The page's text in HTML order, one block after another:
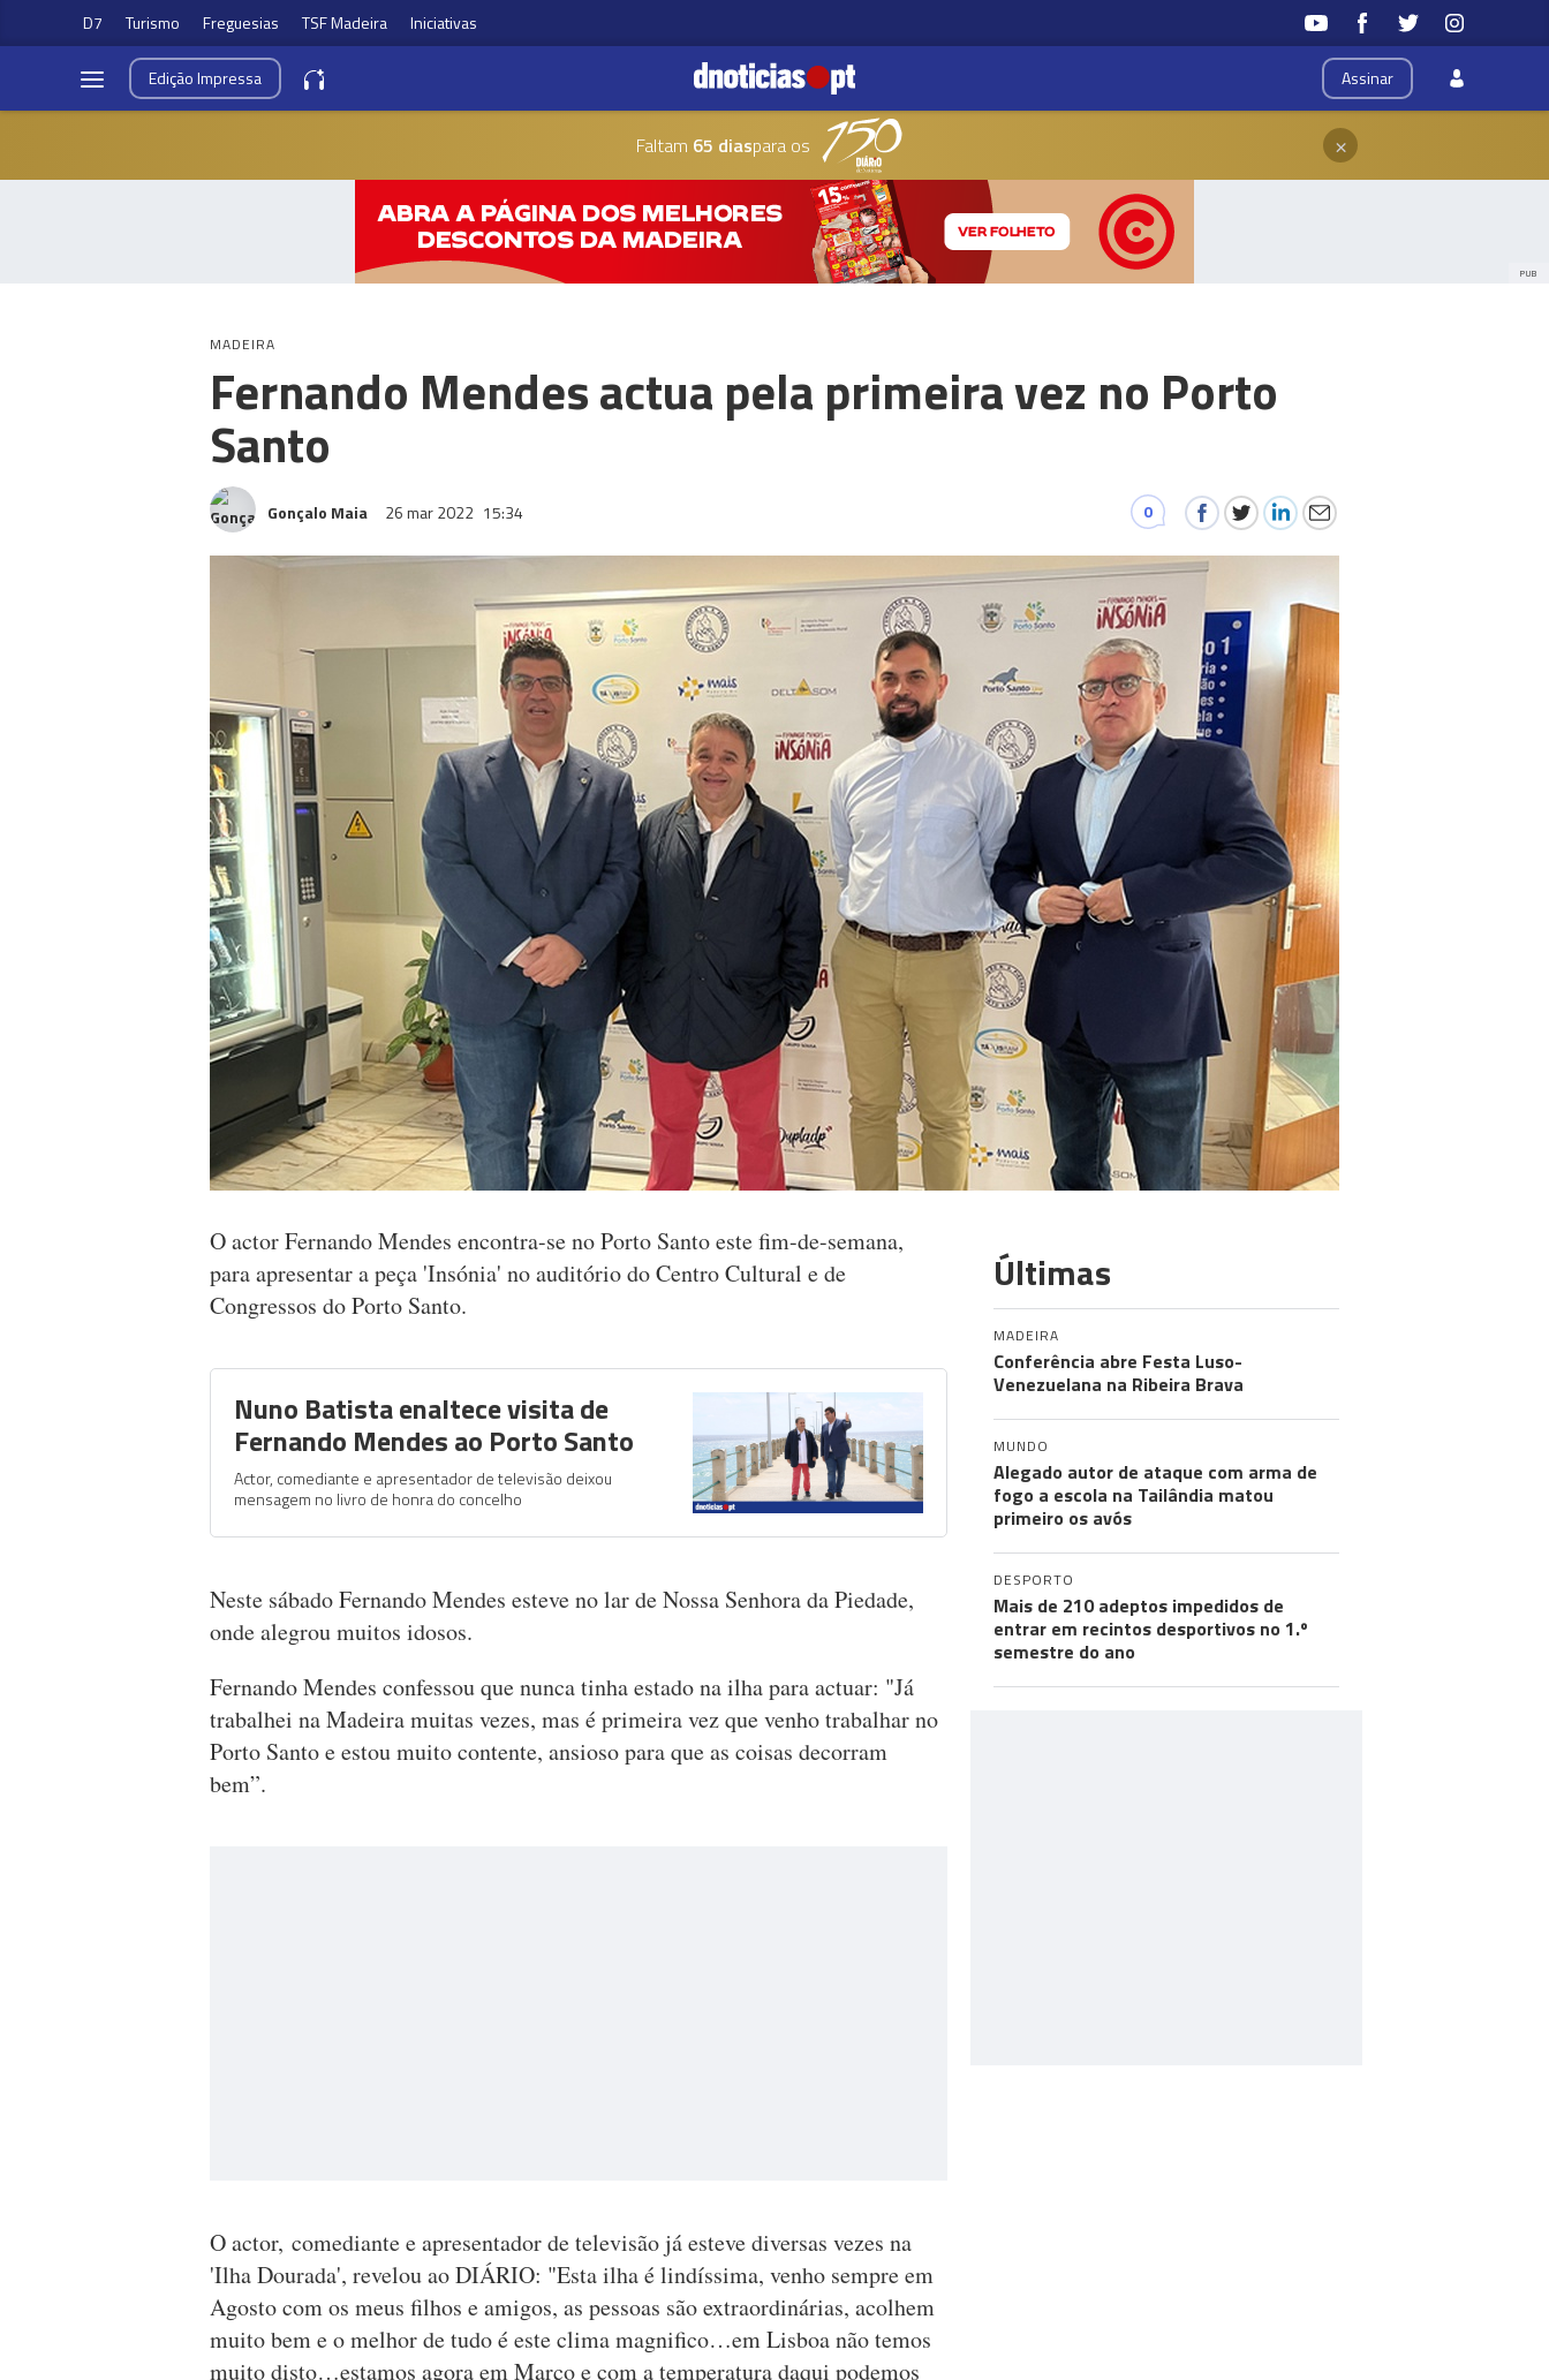
D7 Turismo Freguesias TSF Madeira Iniciativas
Assinar
EdiçãoImpressa
Faltam 65 diaspara os ×
PUB
MADEIRA
Fernando Mendes actua pela primeira vez no Porto
Santo
Gonçalo Maia 26 mar 2022 15:34 0
O actor Fernando Mendes encontra-se no Porto Santo este fim-de-semana,
para apresentar a peça 'Insónia' no auditório do Centro Cultural e de
Congressos do Porto Santo.
Nuno Batista enaltece visita de
Fernando Mendes ao Porto Santo
Actor, comediante e apresentador de televisão deixou
mensagem no livro de honra do concelho
Neste sábado Fernando Mendes esteve no lar de Nossa Senhora da Piedade,
onde alegrou muitos idosos.
Fernando Mendes confessou que nunca tinha estado na ilha para actuar: "Já
trabalhei na Madeira muitas vezes, mas é primeira vez que venho trabalhar no
Porto Santo e estou muito contente, ansioso para que as coisas decorram
bem”.
O actor, comediante e apresentador de televisão já esteve diversas vezes na
'Ilha Dourada', revelou ao DIÁRIO: "Esta ilha é lindíssima, venho sempre em
Agosto com os meus filhos e amigos, as pessoas são extraordinárias, acolhem
muito bem e o melhor de tudo é este clima magnifico…em Lisboa não temos
muito disto…estamos agora em Março e com a temperatura daqui podemos
Últimas
MADEIRA
Conferência abre Festa Luso-
Venezuelana na Ribeira Brava
MUNDO
Alegado autor de ataque com arma de
fogo a escola na Tailândia matou
primeiro os avós
DESPORTO
Mais de 210 adeptos impedidos de
entrar em recintos desportivos no 1.º
semestre do ano